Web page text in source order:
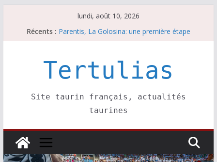
lundi, août 10, 2026
Récents : Parentis, La Golosina: une première étape
Les brèves du dimanche 9 août
Coup de foudre à Soustons
Tertulias
Site taurin français, actualités
taurines